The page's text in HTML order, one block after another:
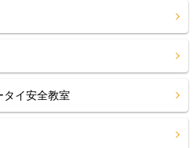
イ安全教室